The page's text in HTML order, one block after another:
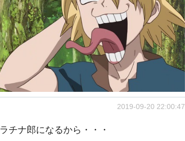
2019-09-20 22:00:47
チナ郎になるから・・・